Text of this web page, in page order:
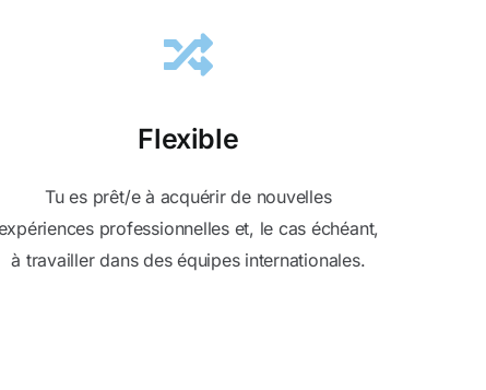
Flexible
Tu es prêt/e à acquérir de nouvelles
professionnelles et, le cas échéant,
à travailler dans des équipes internationales.